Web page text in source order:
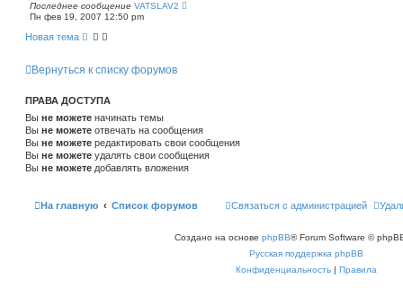
Последнее сообщение VATSLAV2
Пн фев 19, 2007 12:50 pm
Новая тема
Вернуться к списку форумов
ПРАВА ДОСТУПА
Вы не можете начинать темы
Вы не можете отвечать на сообщения
Вы не можете редактировать свои сообщения
Вы не можете удалять свои сообщения
Вы не можете добавлять вложения
На главную Список форумов Связаться с администрацией
Создано на основе phpBB® Forum Software ©
Русская поддержка phpBB
Конфиденциальность | Правила